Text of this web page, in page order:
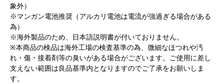
象外）
※マンガン電池推奨（アルカリ電池は電流が強過ぎる場合がある
為）
※海外製品のため、日本語説明書が付いておりません。
※本商品の検品は海外工場の検査基準の為、微細なほつれや汚
れ・傷・接着剤等の臭いがある場合がございます。ご使用に差し
支えない範囲は良品基準内となりますのでご了承をお願いしま
す。